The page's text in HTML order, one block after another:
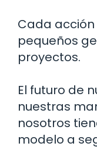
Cada
pequeños
proyectos.
El futuro de
nuestras
nosotros
modelo a